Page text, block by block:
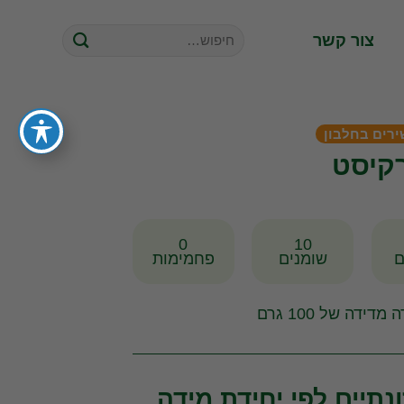
צור קשר
בחלבון
10
שומנים
0
פחמימות
של 100 גרם